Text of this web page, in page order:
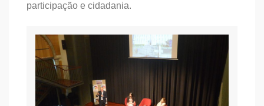
participação e cidadania.